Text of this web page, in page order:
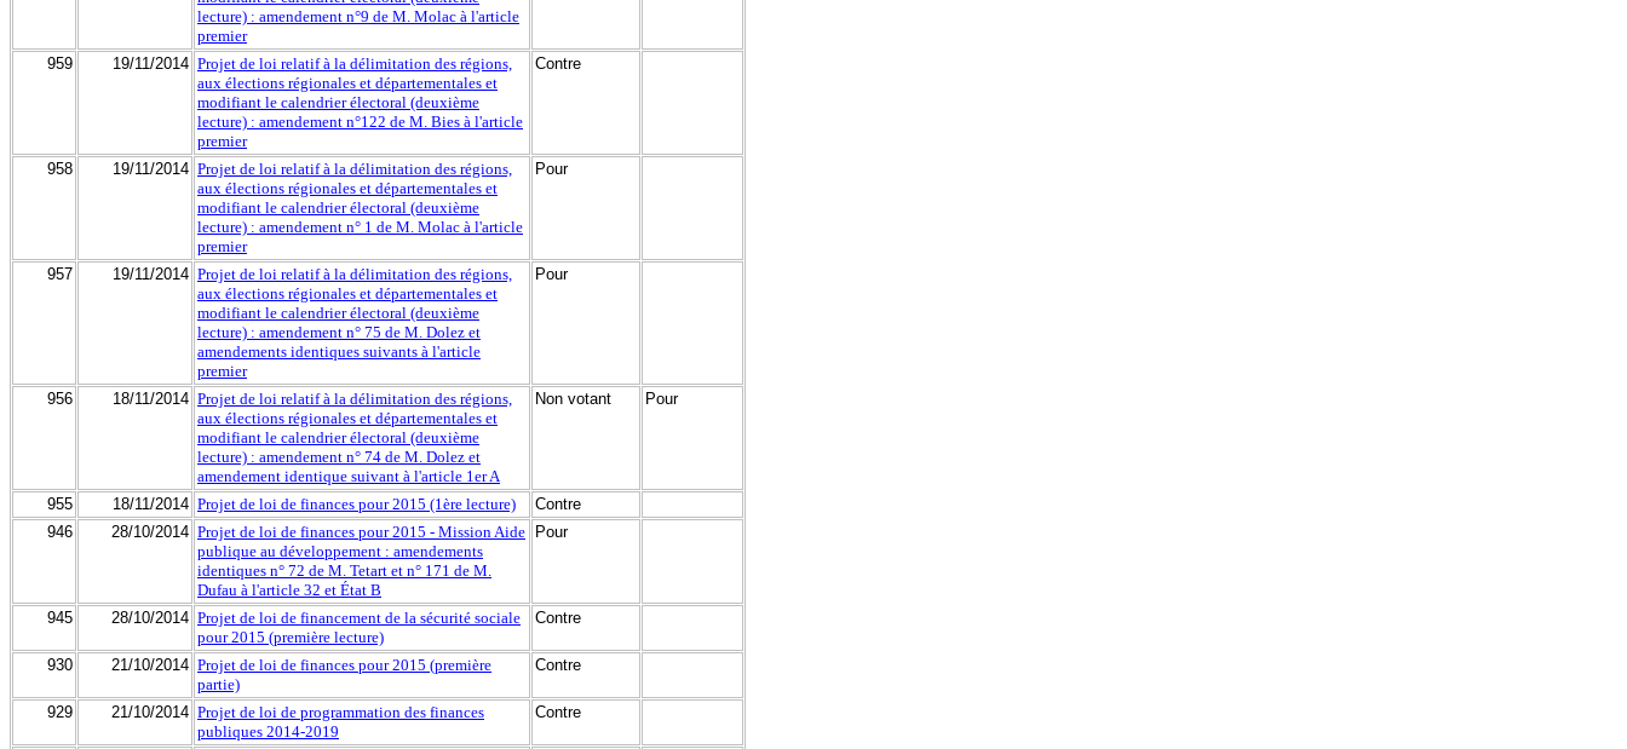
lecture) : amendement n°9 de M. Molac à l'article
premier
959 19/11/2014 Projet de loi relatif à la délimitation des régions,
aux élections régionales et départementales et
modifiant le calendrier électoral (deuxième
lecture) : amendement n°122 de M. Bies à l'article
premier
Contre
958 19/11/2014 Projet de loi relatif à la délimitation des régions,
aux élections régionales et départementales et
modifiant le calendrier électoral (deuxième
lecture) : amendement n° 1 de M. Molac à l'article
premier
Pour
957 19/11/2014 Projet de loi relatif à la délimitation des régions,
aux élections régionales et départementales et
modifiant le calendrier électoral (deuxième
lecture) : amendement n° 75 de M. Dolez et
amendements identiques suivants à l'article
premier
Pour
956 18/11/2014 Projet de loi relatif à la délimitation des régions,
aux élections régionales et départementales et
modifiant le calendrier électoral (deuxième
lecture) : amendement n° 74 de M. Dolez et
amendement identique suivant à l'article 1er A
Non votant Pour
955 18/11/2014 Projet de loi de finances pour 2015 (1ère lecture)
Contre
946
28/10/2014 Projet de loi de finances pour 2015 - Mission Aide
publique au développement : amendements
identiques n° 72 de M. Tetart et n° 171 de M.
Dufau à l'article 32 et État B
Pour
945 28/10/2014 Projet de loi de financement de la sécurité sociale
pour 2015 (première lecture)
Contre
930 21/10/2014 Projet de loi de finances pour 2015 (première
partie)
Contre
929 21/10/2014 Projet de loi de programmation des finances
publiques 2014-2019
Contre